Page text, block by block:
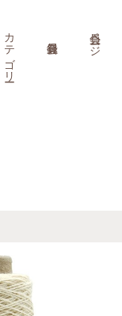
カテゴリー 会員ページ